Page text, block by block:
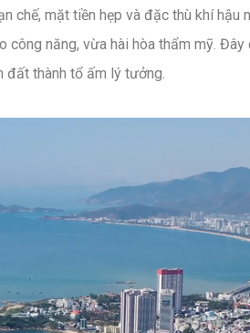
chế, mặt tiền hẹp và đặc thù khí
công năng, vừa hài hòa thẩm mỹ. Đây
đất thành tổ ấm lý tưởng.